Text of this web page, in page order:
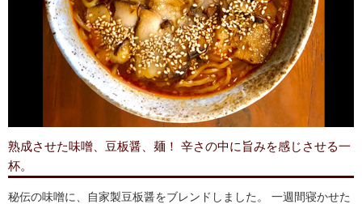
熟成させた味噌、豆板醤、麺！ 辛さの中に旨みを感じさせる一
杯。
秘伝の味噌に、自家製豆板醤をブレンドしました。 一週間寝かせた